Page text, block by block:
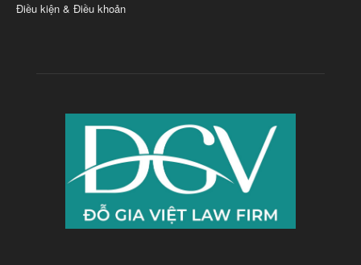
Điều kiện & Điều khoản